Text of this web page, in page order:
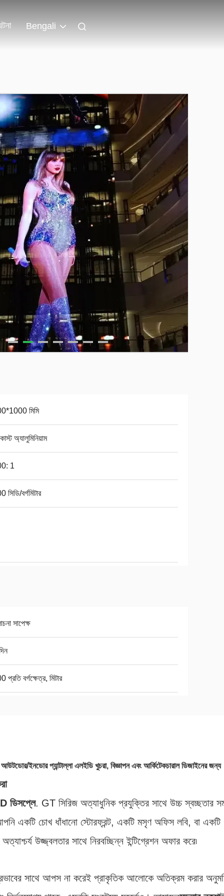
Bengali
মিমি
অ্যালুমিনিয়াম
1
সিডি/বর্গমিটার
সাপেক্ষ
প্রতি বর্গক্ষেত্র, মিটার
আউটডোর/ইনডোর প্যান্টাল্লা এলইডি খুচরা, বিজ্ঞাপন এবং আর্কিটেকচারাল ডিজাইনের জন্য
ডিসপ্লে. GT সিরিজ অত্যাধুনিক প্রযুক্তির সাথে উচ্চ স্বচ্ছতার
চোখ ধাঁধানো স্টোরফ্রন্ট, একটি মসৃণ অফিস লবি, বা একটি
উজ্জ্বলতার সাথে নিরবচ্ছিন্ন ইন্টিগ্রেশন অফার করে৷
সাথে আপস না করেই প্রাকৃতিক আলোকে অতিক্রম করার